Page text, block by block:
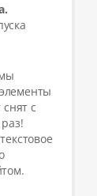
с